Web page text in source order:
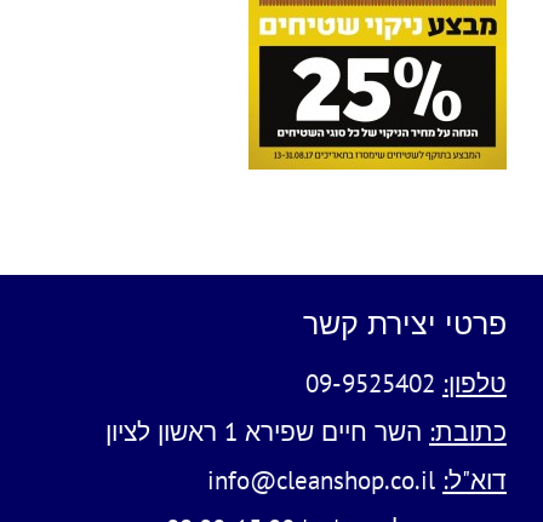
פרטי יצירת קשר
טלפון: 09-9525402
כתובת: השר חיים שפירא 1 ראשון לציון
דוא"ל: info@cleanshop.co.il